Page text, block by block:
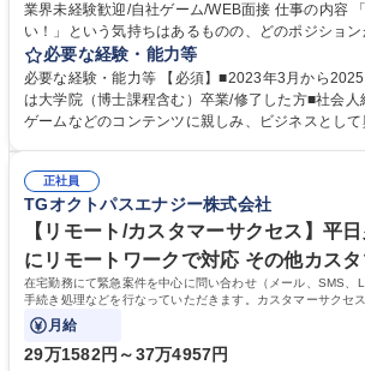
食事補助あり
業界未経験歓迎/自社ゲーム/WEB面接 仕事の内容 「ゲーム業界で働きた
い！」という気持ちはあるものの、どのポジショ
しているか悩んでいる方が対象となります！ 総合職（プランナー/データ
アナリストなど）、技術職（開発エンジニ ア/イン
ど）、デザイン職（デザイナー/イラストレ ーター
ご希望と適正にマッチしたポジションをご案内いた
「最高のコンテンツを作るためには、何でもやる
のご応募をお待ちしております。 募集職種 【第二新卒オープンポジショ
ン】業界未経験歓迎/自社ゲーム/WEB面接
必要な経験・能力等
必要な経験・能力等 【必須】■2023年3月から
は大学院（博士課程含む）卒業/修了した方■社会
ゲームなどのコンテンツに親しみ、ビジネスとして興味が
ゲームプランナー ・通信 → ゲームエンジニア ・
正社員
TGオクトパスエナジー株式会社
【リモート/カスタマーサクセス】平
にリモートワークで対応 その他カス
在宅勤務にて緊急案件を中心に問い合わせ（メール、SMS、
手続き処理などを行なっていただきます。カスタマーサクセ
と運用構築の業務となります。
月給
29万1582円～37万4957円